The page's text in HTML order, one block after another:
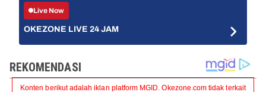
Live Now
OKEZONE LIVE 24 JAM